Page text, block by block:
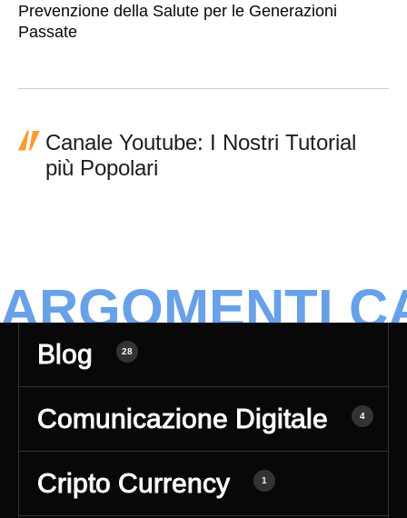
Prevenzione della Salute per le Generazioni
Passate
Canale Youtube: I Nostri Tutorial
più Popolari
ARGOMENTI
Blog 28
Comunicazione Digitale 4
Cripto Currency 1